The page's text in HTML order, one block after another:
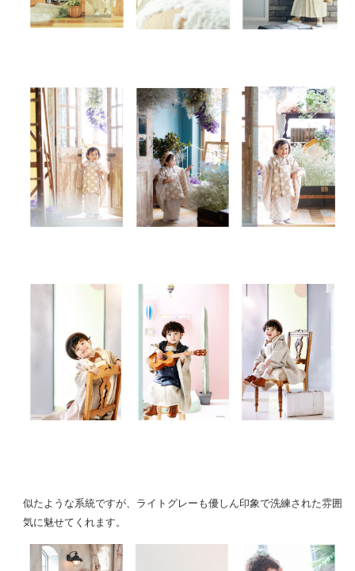
似たような系統ですが、ライトグレーも優しん印象で洗練された雰囲
気に魅せてくれます。